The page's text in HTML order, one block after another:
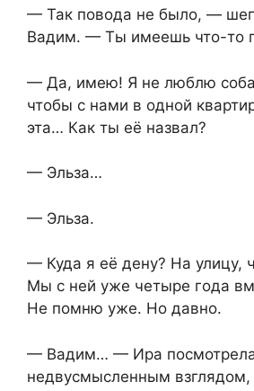
— Так повода не было, —
Вадим. — Ты имеешь что-то
— Да, имею! Я не люблю
чтобы с нами в одной
эта… Как ты её назвал?
— Эльза…
— Эльза.
— Куда я её дену? На улицу,
Мы с ней уже четыре года
Не помню уже. Но давно.
— Вадим… — Ира
недвусмысленным взглядом,